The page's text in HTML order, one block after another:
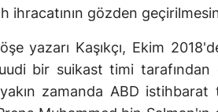
ihracatının gözden
yazarı Kaşıkçı, Ekim
bir suikast timi tarafından
zamanda ABD istihbarat